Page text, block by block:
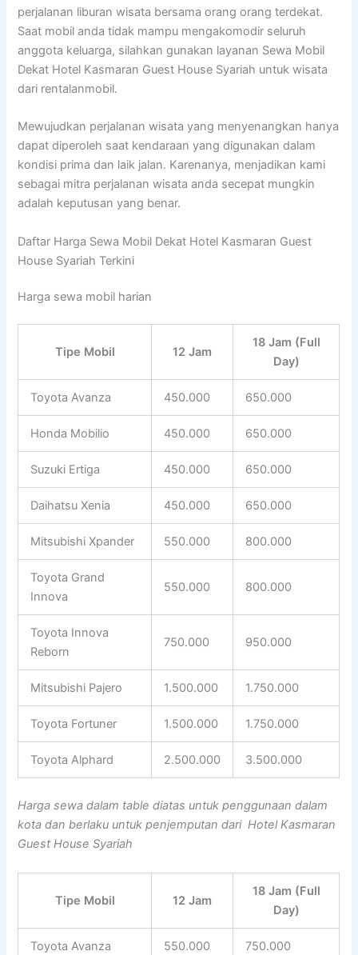
perjalanan liburan wisata bersama orang orang terdekat.
Saat mobil anda tidak mampu mengakomodir seluruh
anggota keluarga, silahkan gunakan layanan Sewa Mobil
Dekat Hotel Kasmaran Guest House Syariah untuk wisata
dari rentalanmobil.
Mewujudkan perjalanan wisata yang menyenangkan hanya
dapat diperoleh saat kendaraan yang digunakan dalam
kondisi prima dan laik jalan. Karenanya, menjadikan kami
sebagai mitra perjalanan wisata anda secepat mungkin
adalah keputusan yang benar.
Daftar Harga Sewa Mobil Dekat Hotel Kasmaran Guest
House Syariah Terkini
Harga sewa mobil harian
Tipe Mobil 12 Jam
18 Jam (Full
Day)
Toyota Avanza 450.000 650.000
Honda Mobilio 450.000 650.000
Suzuki Ertiga 450.000 650.000
Daihatsu Xenia 450.000 650.000
Mitsubishi Xpander 550.000 800.000
Toyota Grand
Innova
550.000 800.000
Toyota Innova
Reborn
750.000 950.000
Mitsubishi Pajero 1.500.000 1.750.000
Toyota Fortuner 1.500.000 1.750.000
Toyota Alphard 2.500.000 3.500.000
Harga sewa dalam table diatas untuk penggunaan dalam
kota dan berlaku untuk penjemputan dari Hotel Kasmaran
Guest House Syariah
Tipe Mobil 12 Jam
18 Jam (Full
Day)
Toyota Avanza 550.000 750.000